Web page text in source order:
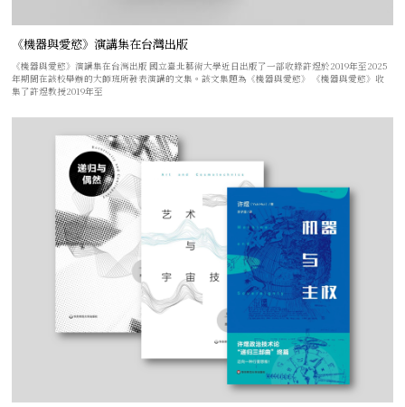
《機器與愛慾》演講集在台灣出版
《機器與愛慾》演講集在台灣出版 國立臺北藝術大學近日出版了一部收錄許煜於2019年至2025
年期間在該校舉辦的大師班所發表演講的文集。該文集題為《機器與愛慾》 《機器與愛慾》收
集了許煜教授2019年至